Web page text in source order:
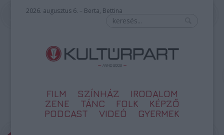
2026. augusztus 6. – Berta, Bettina
FILM SZÍNHÁZ
IRODALOM
ZENE
TÁNC FOLK
KÉPZŐ
PODCAST
VIDEÓ GYERMEK